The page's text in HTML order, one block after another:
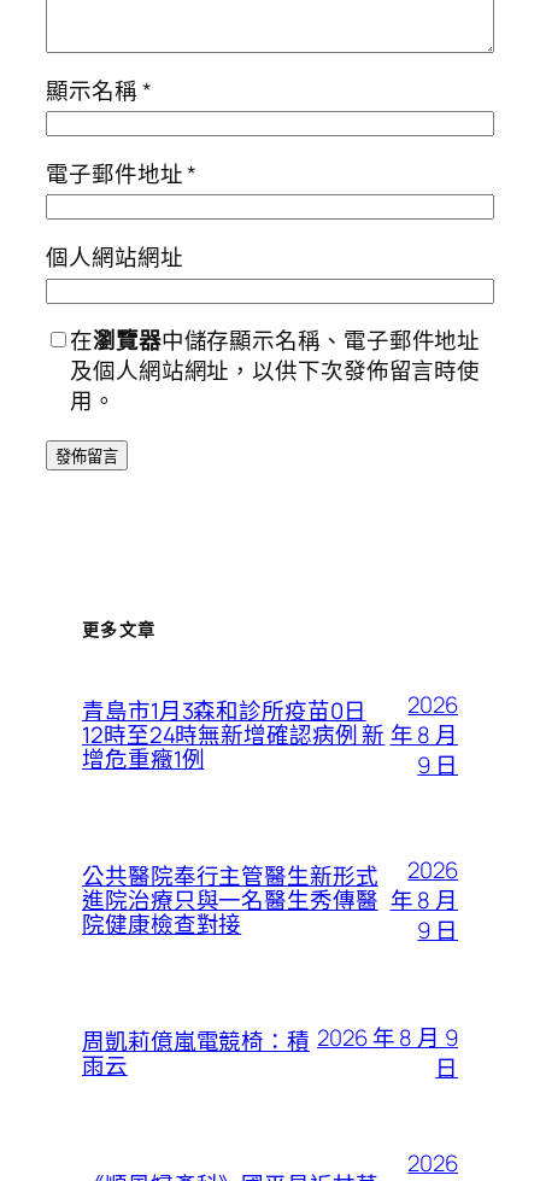
顯示名稱*
電子郵件地址*
個人網站網址
在瀏覽器中儲存顯示名稱、電子郵件地址
及個人網站網址，以供下次發佈留言時使
用。
更多文章
青島市1月3森和診所疫苗0日
12時至24時無新增確認病例 新
增危重癥1例
2026
年 8 月
9 日
公共醫院奉行主管醫生新形式
進院治療只與一名醫生秀傳醫
院健康檢查對接
2026
年 8 月
9 日
周凱莉億嵐電競椅：積
雨云
2026 年 8 月 9
日
2026